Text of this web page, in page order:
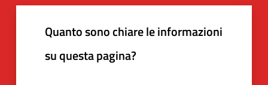
Quanto sono chiare le informazioni
su questa pagina?